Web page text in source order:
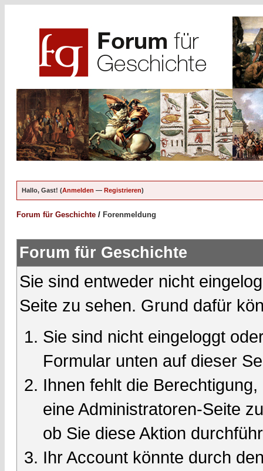
Hallo, Gast! (Anmelden — Registrieren)
Forum für Geschichte / Forenmeldung
Forum für Geschichte
Sie sind entweder nicht
Seite zu sehen. Grund dafür
Sie sind nicht eingeloggt
Formular unten auf dieser
Ihnen fehlt die
eine Administratoren-Seite
ob Sie diese Aktion
Ihr Account könnte durch